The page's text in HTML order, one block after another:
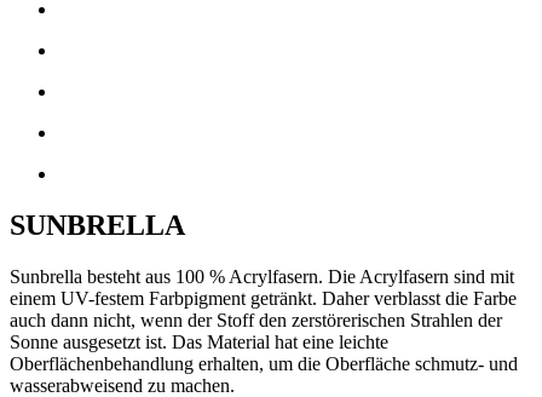
SUNBRELLA
Sunbrella besteht aus 100 % Acrylfasern. Die Acrylfasern sind mit
einem UV-festem Farbpigment getränkt. Daher verblasst die Farbe
auch dann nicht, wenn der Stoff den zerstörerischen Strahlen der
Sonne ausgesetzt ist. Das Material hat eine leichte
Oberflächenbehandlung erhalten, um die Oberfläche schmutz- und
wasserabweisend zu machen.